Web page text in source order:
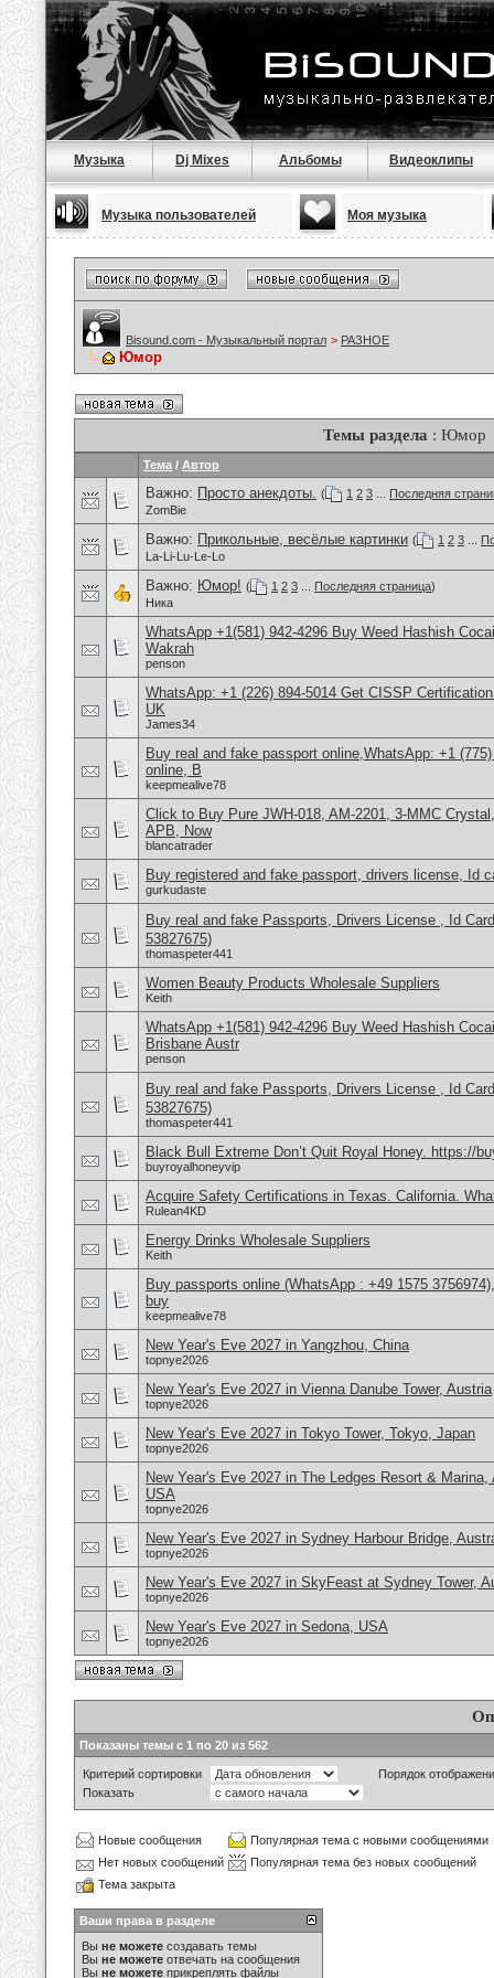
Музыка Dj Mixes Альбомы Видеоклипы
Музыка пользователей Моя музыка
Bisound.com - Музыкальный портал > РАЗНОЕ
Юмор
Темы раздела : Юмор
Тема / Автор
Важно: Просто анекдоты. ( 1 2 3
Последняя
ZomBie
Важно: Прикольные, весёлые картинки ( 1 2 3
La-Li-Lu-Le-Lo
Важно: Юмор! ( 1 2 3 Последняя страница)
Ника
WhatsApp +1(581) 942-4296 Buy Weed Hashish
Wakrah
penson
WhatsApp: +1 (226) 894-5014​ Get CISSP
UK
James34
Buy real and fake passport online,WhatsApp: +1
online, B
keepmealive78
Click to Buy Pure JWH-018, AM-2201, 3-MMC
APB, Now
blancatrader
Buy registered and fake passport, drivers license, Id
gurkudaste
Buy real and fake Passports, Drivers License , Id
53827675)
thomaspeter441
Women Beauty Products Wholesale Suppliers
Keith
WhatsApp +1(581) 942-4296 Buy Weed Hashish
Brisbane Austr
penson
Buy real and fake Passports, Drivers License , Id
53827675)
thomaspeter441
Black Bull Extreme Don’t Quit Royal Honey. https://
buyroyalhoneyvip
Acquire Safety Certifications in Texas. California.
Rulean4KD
Energy Drinks Wholesale Suppliers
Keith
Buy passports online (WhatsApp : +49 1575
buy
keepmealive78
New Year's Eve 2027 in Yangzhou, China
topnye2026
New Year's Eve 2027 in Vienna Danube Tower, Austria
topnye2026
New Year's Eve 2027 in Tokyo Tower, Tokyo, Japan
topnye2026
New Year's Eve 2027 in The Ledges Resort &
USA
topnye2026
New Year's Eve 2027 in Sydney Harbour Bridge,
topnye2026
New Year's Eve 2027 in SkyFeast at Sydney Tower,
topnye2026
New Year's Eve 2027 in Sedona, USA
topnye2026
Показаны темы с 1 по 20 из 562
Критерий сортировки
Порядок
Показать
Новые сообщения
Популярная тема с новыми сообщениями
Нет новых сообщений
Популярная тема без новых сообщений
Тема закрыта
Ваши права в разделе
Вы не можете создавать темы
Вы не можете отвечать на сообщения
Вы не можете прикреплять файлы